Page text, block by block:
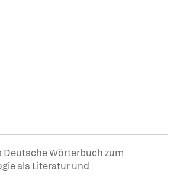
Deutsche Wörterbuch zum
als Literatur und